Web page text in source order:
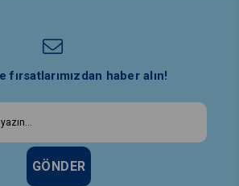
fırsatlarımızdan haber alın!
GÖNDER